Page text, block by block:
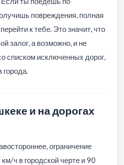
повреждения, полная
к тебе. Это значит, что
залог, а возможно, и не
списком исключенных дорог,
города.
и на дорогах
ограничение
ч в городской черте и 90